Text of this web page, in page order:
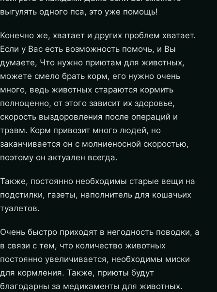
выгулять одного пса, это уже помощь!
Конечно же, хватает и других проблем хватает.
Если у Вас есть возможность помочь, и Вы
думаете, Что нужно приютам для животных,
можете смело брать корм, его нужно очень
много, ведь животных стараются кормить
полноценно, от этого зависит их здоровье,
скорость выздоровления после операций и
травм. Корм привозит много людей, но
заканчивается он с молниеносной скоростью,
поэтому он актуален всегда.
Также, постоянно необходимы старые вещи на
подстилки, газеты, наполнитель для кошачьих
туалетов.
Очень быстро приходят в негодность поводки, а
в связи с тем, что количество животных
постоянно увеличивается, необходимы миски
для кормления. Также, приюты будут
благодарны за медикаменты для животных.